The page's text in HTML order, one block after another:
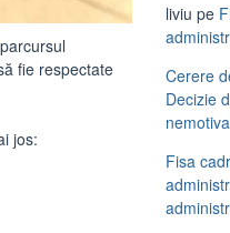
fie respectate
jos:
liviu pe
Cerere
Decizie
Fisa